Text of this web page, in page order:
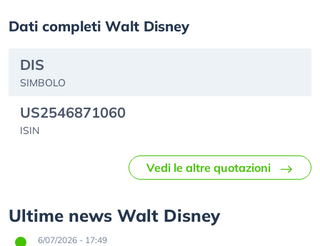
Dati completi Walt Disney
DIS
SIMBOLO
US2546871060
ISIN
Vedi le altre quotazioni
Ultime news Walt Disney
6/07/2026 - 17:49